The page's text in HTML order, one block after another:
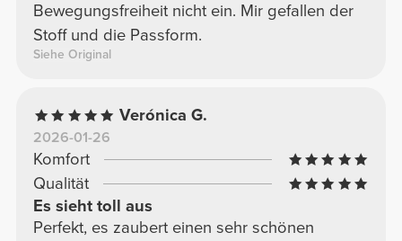
Bewegungsfreiheit nicht ein. Mir gefallen der
Stoff und die Passform.
Siehe Original
Verónica G.
2026-01-26
Komfort
Qualität
Es sieht toll aus
Perfekt, es zaubert einen sehr schönen